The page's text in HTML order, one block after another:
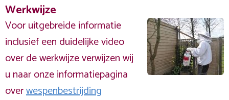
Werkwijze
Voor uitgebreide informatie
inclusief een duidelijke video
over de werkwijze verwijzen wij
u naar onze informatiepagina
overwespenbestrijding